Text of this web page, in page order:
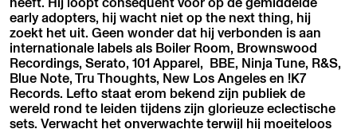
early adopters, hij wacht niet op the next thing, hij
zoekt het uit. Geen wonder dat hij verbonden is aan
internationale labels als Boiler Room, Brownswood
Recordings, Serato, 101 Apparel, BBE, Ninja Tune, R&S,
Blue Note, Tru Thoughts, New Los Angeles en !K7
Records. Lefto staat erom bekend zijn publiek de
wereld rond te leiden tijdens zijn glorieuze eclectische
sets. Verwacht het onverwachte terwijl hij moeiteloos